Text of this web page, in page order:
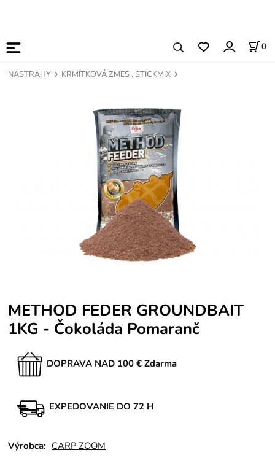
0
NÁSTRAHY KRMÍTKOVÁ ZMES , STICKMIX
METHOD FEDER GROUNDBAIT
1KG - Čokoláda Pomaranč
DOPRAVA NAD 100 € Zdarma
EXPEDOVANIE DO 72 H
Výrobca: CARP ZOOM